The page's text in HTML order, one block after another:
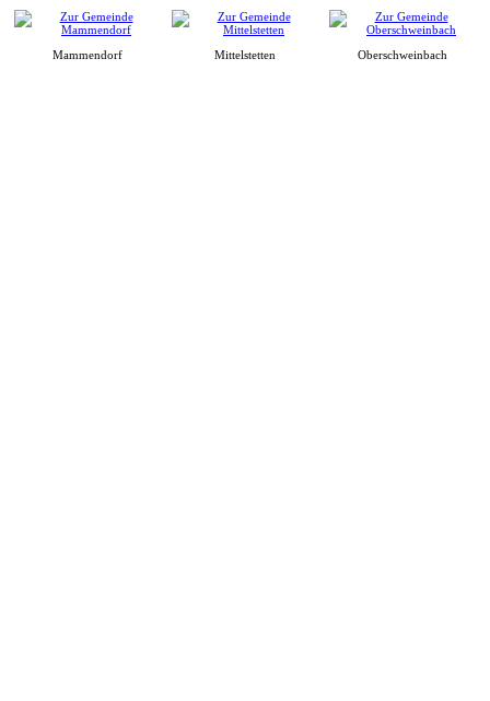
Mammendorf Mittelstetten Oberschweinbach